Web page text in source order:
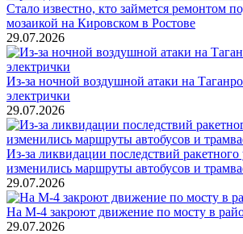
Стало известно, кто займется ремонтом
мозаикой на Кировском в Ростове
29.07.2026
Из-за ночной воздушной атаки на
электрички
29.07.2026
Из-за ликвидации последствий ракетного
изменились маршруты автобусов и
29.07.2026
На М-4 закроют движение по мосту в
29.07.2026